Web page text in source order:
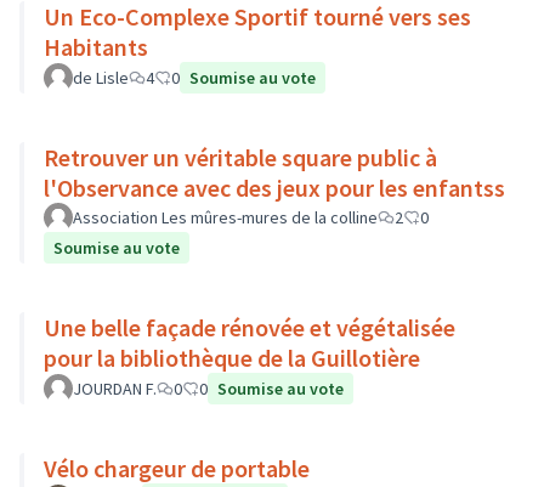
Un Eco-Complexe Sportif tourné vers ses
Habitants
de Lisle 4 0 Soumise au vote
Retrouver un véritable square public à
l'Observance avec des jeux pour les enfantss
Association Les mûres-mures de la colline 2
0
Soumise au vote
Une belle façade rénovée et végétalisée
pour la bibliothèque de la Guillotière
JOURDAN F. 0 0 Soumise au vote
Vélo chargeur de portable